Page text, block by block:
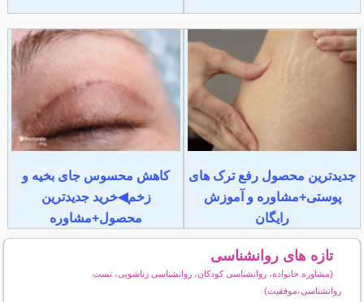
جدیدترین محصول رفع ترک های
پوستی+مشاوره و آموزش
رایگان
کاهش محسوس جای بخیه و
زخم◀خرید جدیدترین
محصول+مشاوره
تازه های روانشناسی
(مشاوره خانواده، روانشناسی کودکان، روانشناسی زناشویی، تست
روانشناسی،موفقیت)